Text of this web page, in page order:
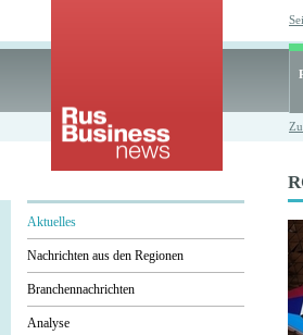
Aktuelles
Nachrichten aus den Regionen
Branchennachrichten
Analyse